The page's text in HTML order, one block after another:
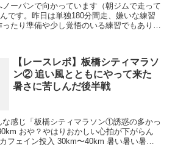
ーパンで向かっています（朝ジムで走って
です。昨日は単独180分間走、嫌いな練習
たり準備や少し覚悟のいる練習でもありま
【レースレポ】板橋シティマラソ
ン② 追い風とともにやって来た
暑さに苦しんだ後半戦
な感じ「板橋シティマラソン①誘惑の多かっ
おや？やはりおかしい心拍が下がらん
フェイン投入 30km〜40km 暑い暑い暑い